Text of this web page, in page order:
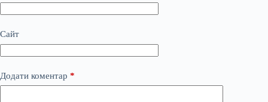
Сайт
Додати коментар *